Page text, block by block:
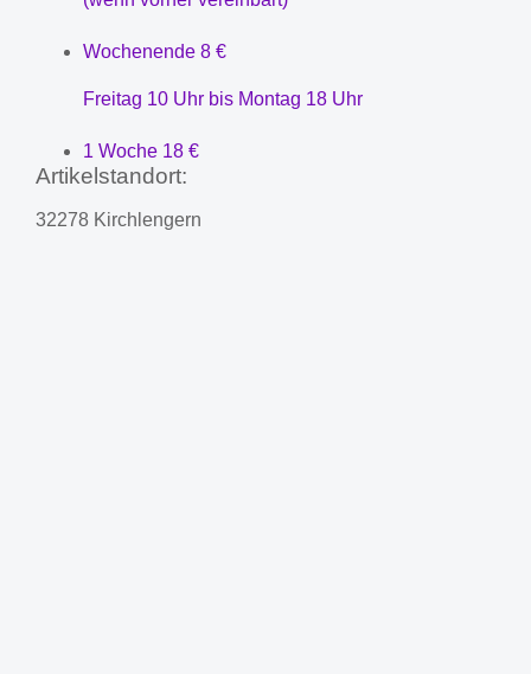
Wochenende 8 €
Freitag 10 Uhr bis Montag 18 Uhr
1 Woche 18 €
Artikelstandort:
32278 Kirchlengern